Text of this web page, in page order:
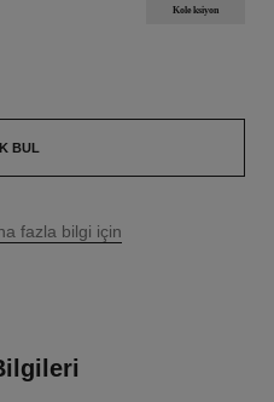
Koleksiyon
BUL
fazla bilgi için